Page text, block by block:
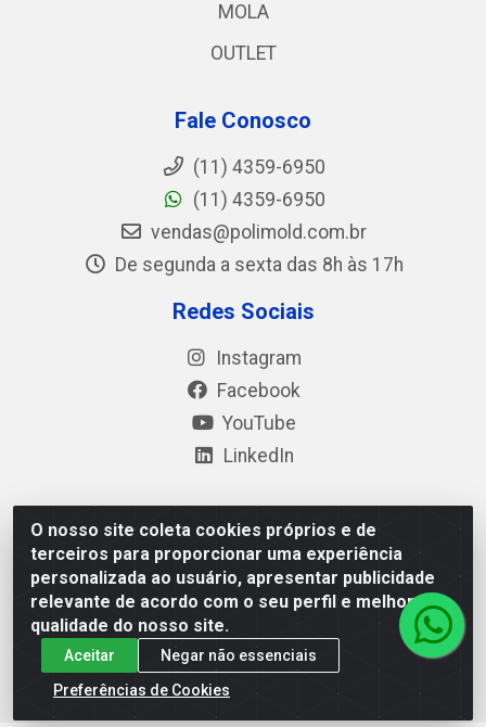
O nosso site coleta cookies próprios e de
terceiros para proporcionar uma experiência
personalizada ao usuário, apresentar publicidade
relevante de acordo com o seu perfil e melhorar a
qualidade do nosso site.
Aceitar
Negar não essenciais
Preferências de Cookies
MOLA
OUTLET
Fale Conosco
(11) 4359-6950
(11) 4359-6950
vendas@polimold.com.br
De segunda a sexta das 8h às 17h
Redes Sociais
Instagram
Facebook
YouTube
LinkedIn
Polimold Industrial Ltda - Estrada dos Casa, 4585 – São
Bernardo do Campo / SP – CEP: 09.840-000 - CNPJ
44.106.466/0001-41